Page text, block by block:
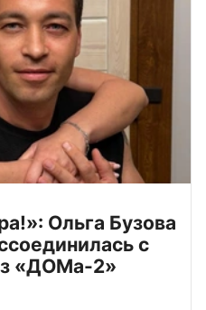
Ольга Бузова
с
«ДОМа-2»